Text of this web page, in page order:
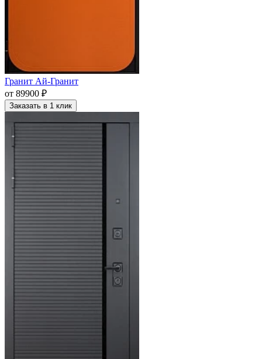
Гранит Ай-Гранит
от 89900 ₽
Заказать в 1 клик